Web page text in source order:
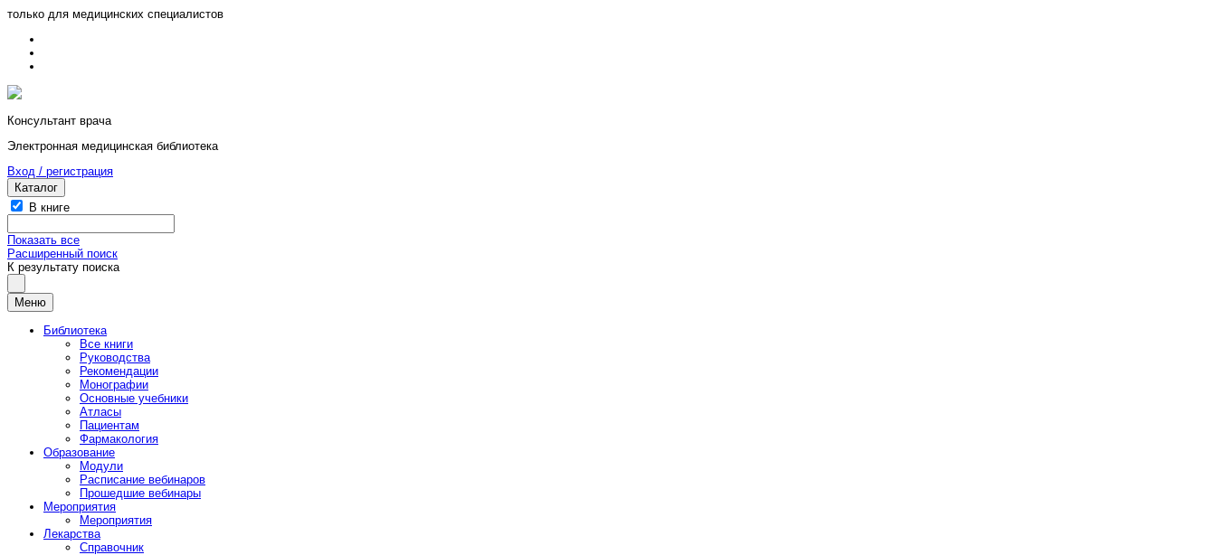
только для медицинских специалистов
Консультант врача
Электронная медицинская библиотека
Вход / регистрация
Каталог
В книге
Показать все
Расширенный поиск
К результату поиска
Меню
Библиотека
Все книги
Руководства
Рекомендации
Монографии
Основные учебники
Атласы
Пациентам
Фармакология
Образование
Модули
Расписание вебинаров
Прошедшие вебинары
Мероприятия
Мероприятия
Лекарства
Справочник